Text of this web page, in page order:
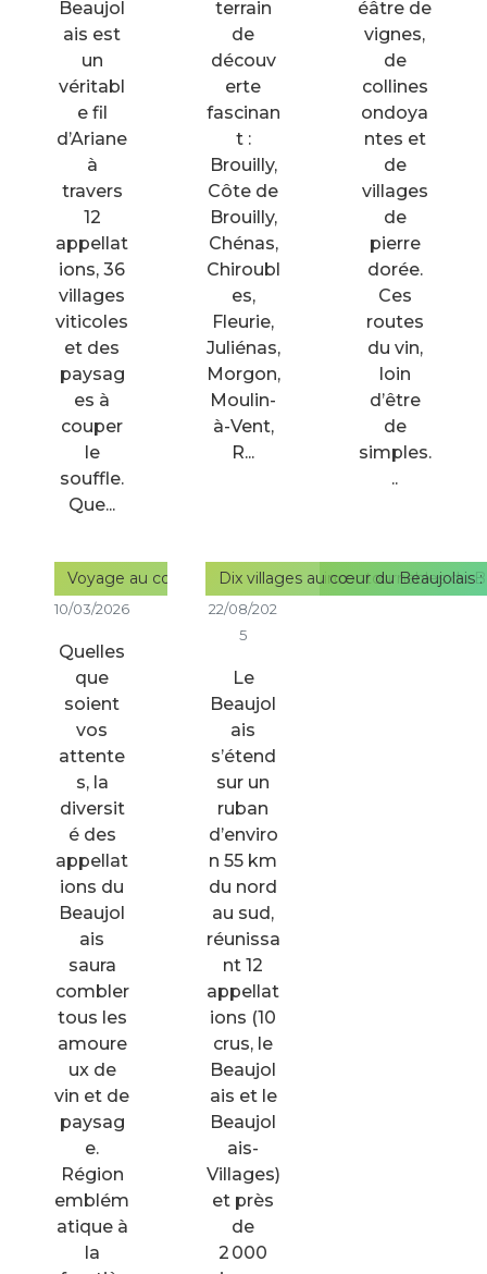
Beaujol
ais est
un
véritabl
e fil
d’Ariane
à
travers
12
appellat
ions, 36
villages
viticoles
et des
paysag
es à
couper
le
souffle.
Que...
terrain
de
découv
erte
fascinan
t :
Brouilly,
Côte de
Brouilly,
Chénas,
Chiroubl
es,
Fleurie,
Juliénas,
Morgon,
Moulin-
à-Vent,
R...
éâtre de
vignes,
de
collines
ondoya
ntes et
de
villages
de
pierre
dorée.
Ces
routes
du vin,
loin
d’être
de
simples.
..
Voyage au cœur des appellations incontournables du
10/03/2026
Quelles
que
soient
vos
attente
s, la
diversit
é des
appellat
ions du
Beaujol
ais
saura
combler
tous les
amoure
ux de
vin et de
paysag
e.
Région
emblém
atique à
la
Dix villages au cœur du Beaujolais
22/08/202
5
Le
Beaujol
ais
s’étend
sur un
ruban
d’enviro
n 55 km
du nord
au sud,
réunissa
nt 12
appellat
ions (10
crus, le
Beaujol
ais et le
Beaujol
ais-
Villages)
et près
de
2 000